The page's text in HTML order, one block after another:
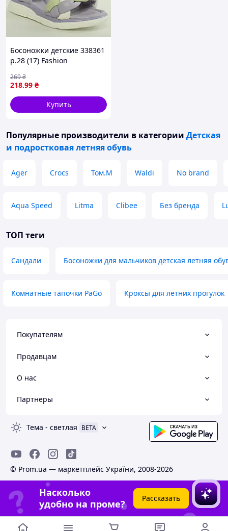
Босоножки детские 338361
р.28 (17) Fashion
218.99 ₴
269₴
Купить
Популярные производители в категории Детская
и подростковая летняя обувь
Ager Crocs Том.М Waldi No brand
Aqua Speed Litma Clibee Без бренда
ТОП теги
Сандали Босоножки для мальчиков детская летняя
Комнатные тапочки PaGo Кроксы для летних прогулок
Покупателям
Продавцам
О нас
Партнеры
Тема - светлая BETA
© Prom.ua — маркетплейс України, 2008-2026
Насколько
удобно на проме?
Рассказать